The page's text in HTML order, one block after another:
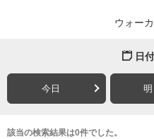
ウォー
日
今日 明
該当の検索結果は0件でした。